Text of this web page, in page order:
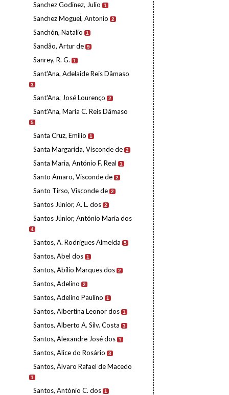
Sanchez Godinez, Julio 1
Sanchez Moguel, Antonio 2
Sanchón, Natalio 1
Sandão, Artur de 9
Sanrey, R. G. 1
Sant'Ana, Adelaide Reis Dâmaso
3
Sant'Ana, José Lourenço 2
Sant'Ana, Maria C. Reis Dâmaso
5
Santa Cruz, Emilio 1
Santa Margarida, Visconde de 2
Santa Maria, António F. Real 1
Santo Amaro, Visconde de 2
Santo Tirso, Visconde de 2
Santos Júnior, A. L. dos 2
Santos Júnior, António Maria dos
4
Santos, A. Rodrigues Almeida 5
Santos, Abel dos 1
Santos, Abílio Marques dos 2
Santos, Adelino 2
Santos, Adelino Paulino 1
Santos, Albertina Leonor dos 1
Santos, Alberto A. Silv. Costa 3
Santos, Alexandre José dos 1
Santos, Alice do Rosário 3
Santos, Álvaro Rafael de Macedo
1
Santos, António C. dos 1